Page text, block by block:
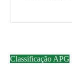
Classificação APG